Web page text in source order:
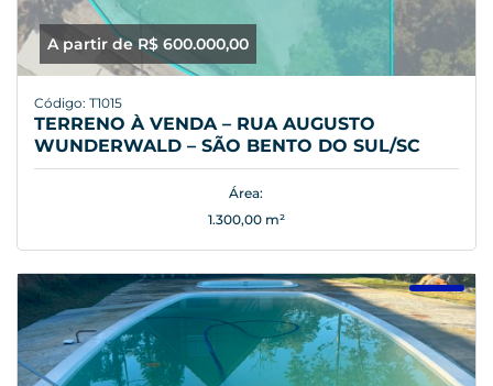
A partir de R$ 600.000,00
Código: T1015
TERRENO À VENDA – RUA AUGUSTO
WUNDERWALD – SÃO BENTO DO SUL/SC
Área:
1.300,00 m²